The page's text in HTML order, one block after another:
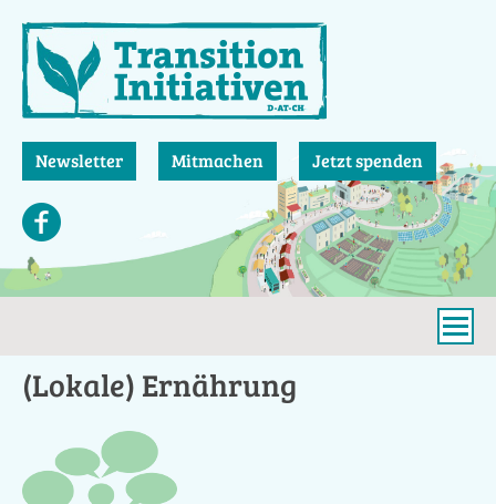
zum
Inhalt
Newsletter Mitmachen Jetzt spenden
(Lokale) Ernährung